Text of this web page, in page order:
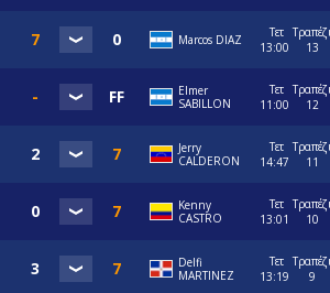
Marcos DIAZ
Τετ
13:00
13
Elmer
SABILLON
Τετ
11:00
12
Jerry
CALDERON
Τετ
14:47
11
Kenny
CASTRO
Τετ
13:01
10
Delfi
MARTINEZ
Τετ
13:19
9